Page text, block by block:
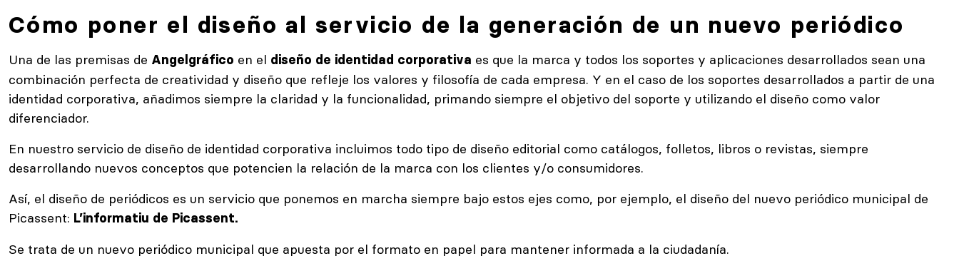
Cómo poner el diseño al servicio de la generación de un nuevo periódico
Una de las premisas de Angelgráfico en el diseño de identidad corporativa es que la marca y todos los soportes y aplicaciones desarrollados sean una
combinación perfecta de creatividad y diseño que refleje los valores y filosofía de cada empresa. Y en el caso de los soportes desarrollados a partir de una
identidad corporativa, añadimos siempre la claridad y la funcionalidad, primando siempre el objetivo del soporte y utilizando el diseño como valor
diferenciador.
En nuestro servicio de diseño de identidad corporativa incluimos todo tipo de diseño editorial como catálogos, folletos, libros o revistas, siempre
desarrollando nuevos conceptos que potencien la relación de la marca con los clientes y/o consumidores.
Así, el diseño de periódicos es un servicio que ponemos en marcha siempre bajo estos ejes como, por ejemplo, el diseño del nuevo periódico municipal de
Picassent: L’informatiu de Picassent.
Se trata de un nuevo periódico municipal que apuesta por el formato en papel para mantener informada a la ciudadanía.